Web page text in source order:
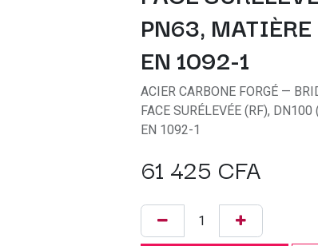
PN63,
EN 1092-1
ACIER CARBONE FORGÉ —
FACE SURÉLEVÉE (RF),
EN 1092-1
61 425 CFA